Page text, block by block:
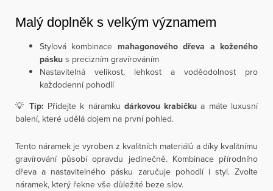
Malý doplněk s velkým významem
Stylová kombinace mahagonového dřeva a koženého
pásku s precizním gravírováním
Nastavitelná velikost, lehkost a voděodolnost pro
každodenní pohodlí
💡 Tip: Přidejte k náramku dárkovou krabičku a máte luxusní
balení, které udělá dojem na první pohled.
Tento náramek je vyroben z kvalitních materiálů a díky kvalitnímu
gravírování působí opravdu jedinečně. Kombinace přírodního
dřeva a nastavitelného pásku zaručuje pohodlí i styl. Zvolte
náramek, který řekne vše důležité beze slov.